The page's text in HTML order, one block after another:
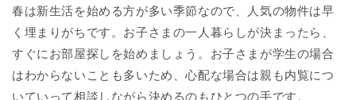
春は新生活を始める方が多い季節なので、人気の物件は早
く埋まりがちです。お子さまの一人暮らしが決まったら、
すぐにお部屋探しを始めましょう。お子さまが学生の場合
はわからないことも多いため、心配な場合は親も内覧につ
いていって相談しながら決めるのもひとつの手です。